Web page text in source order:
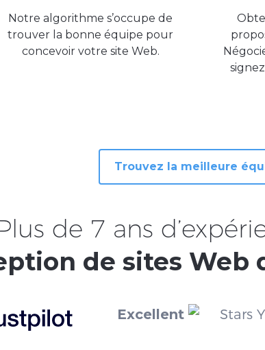
Notre algorithme s’occupe de
trouver la bonne équipe pour
concevoir votre site Web.
Trouvez la meilleure
de 7 ans
de sites Web
Excellent